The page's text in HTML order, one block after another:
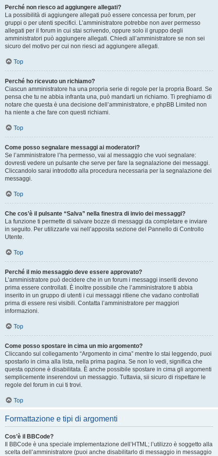
Perché non riesco ad aggiungere allegati?
La possibilità di aggiungere allegati può essere concessa per forum, per
gruppi o per utenti specifici. L’amministratore potrebbe non aver permesso
allegati per il forum in cui stai scrivendo, oppure solo il gruppo degli
amministratori può aggiungere allegati. Chiedi all’amministratore se non sei
sicuro del motivo per cui non riesci ad aggiungere allegati.
Top
Perché ho ricevuto un richiamo?
Ciascun amministratore ha una propria serie di regole per la propria Board. Se
pensa che tu ne abbia infranta una, può mandarti un richiamo. Ti preghiamo di
notare che questa è una decisione dell’amministratore, e phpBB Limited non
ha niente a che fare con questi richiami.
Top
Come posso segnalare messaggi ai moderatori?
Se l’amministratore l’ha permesso, vai al messaggio che vuoi segnalare:
dovresti vedere un pulsante che serve per fare la segnalazione dei messaggi.
Cliccandolo sarai introdotto alla procedura necessaria per la segnalazione dei
messaggi.
Top
Che cos’è il pulsante “Salva” nella finestra di invio dei messaggi?
La funzione ti permette di salvare bozze di messaggi da completare e inviare
in seguito. Per utilizzarle vai nell’apposita sezione del Pannello di Controllo
Utente.
Top
Perché il mio messaggio deve essere approvato?
L’amministratore può decidere che in un forum i messaggi inseriti devono
prima essere controllati. È inoltre possibile che l’amministratore ti abbia
inserito in un gruppo di utenti i cui messaggi ritiene che vadano controllati
prima di essere resi visibili. Contatta l’amministratore per maggiori
informazioni.
Top
Come posso spostare in cima un mio argomento?
Cliccando sul collegamento “Argomento in cima” mentre lo stai leggendo, puoi
spostarlo in cima alla lista, nella prima pagina. Se non lo vedi, significa che
questa opzione è disabilitata. È anche possibile spostare in cima gli argomenti
semplicemente inserendovi un messaggio. Tuttavia, sii sicuro di rispettare le
regole del forum in cui ti trovi.
Top
Formattazione e tipi di argomenti
Cos’è il BBCode?
Il BBCode è una speciale implementazione dell’HTML; l’utilizzo è soggetto alla
scelta dell’amministratore (puoi anche disabilitarlo di messaggio in messaggio